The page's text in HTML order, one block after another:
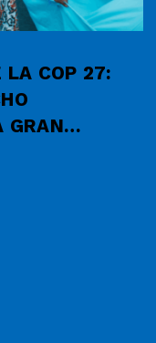
LA COP 27:
GRAN